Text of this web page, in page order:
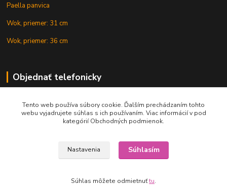
Paella panvica
Wok, priemer: 31 cm
Wok, priemer: 36 cm
Objednať telefonicky
+421 902 212 007
Copyright © 2015-2020 KOTLIK NA GULAS.online, všetky práva vyhradené
Tento web používa súbory cookie. Ďalším prechádzaním tohto
webu vyjadrujete súhlas s ich používaním. Viac informácií v pod
kategórií Obchodných podmienok.
Nastavenia Súhlasím
Súhlas môžete odmietnuťtu.